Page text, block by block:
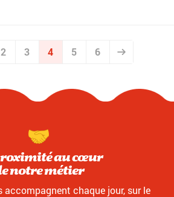
2 3 4 5 6
au cœur
notre métier
accompagnent chaque jour, sur le